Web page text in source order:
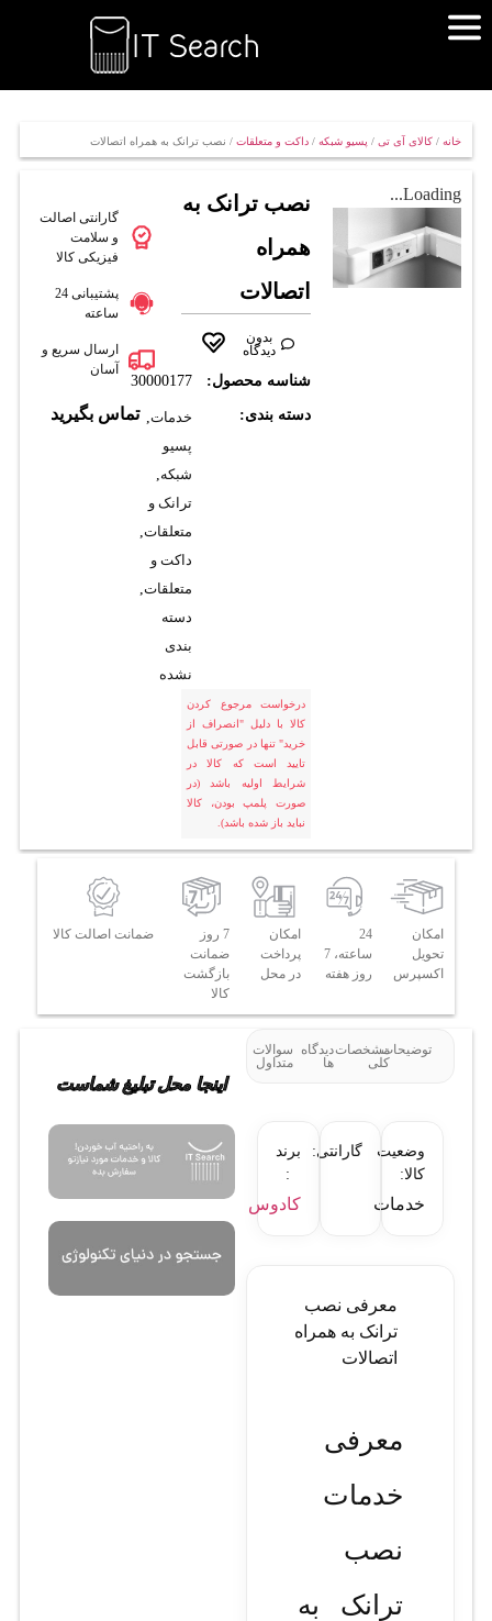
خانه/ کالای آی تی/ پسیو شبکه/ داکت و متعلقات/ نصب ترانک به همراه اتصالات
Loading...
نصب ترانک به
همراه
اتصالات
بدون
دیدگاه
شناسه محصول: 30000177
دسته بندی: خدمات,
پسیو
شبکه,
ترانک و
متعلقات,
داکت و
متعلقات,
دسته
بندی
نشده
درخواست مرجوع کردن
کالا با دلیل "انصراف از
خرید" تنها در صورتی قابل
تایید است که کالا در
شرایط اولیه باشد (در
صورت پلمپ بودن، کالا
نباید باز شده باشد).
گارانتی اصالت
و سلامت
فیزیکی کالا
پشتیبانی 24
ساعته
ارسال سریع و
آسان
تماس بگیرید
امکان
تحویل
اکسپرس
24
ساعته، 7
روز هفته
امکان
پرداخت
در محل
7 روز
ضمانت
بازگشت
کالا
ضمانت اصالت کالا
توضیحاتمشخصات
کلی
دیدگاه
ها
سوالات
متداول
وضعیت
کالا:
خدمات
گارانتی:
برند
:
کادوس
معرفی نصب
ترانک به همراه
اتصالات
معرفی
خدمات
نصب
ترانک به
اینجا محل تبلیغ شماست